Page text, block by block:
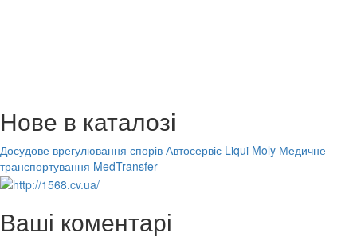
Нове в каталозі
Досудове врегулювання спорів Автосервіс Liqui Moly Медичне
транспортування MedTransfer
Ваші коментарі